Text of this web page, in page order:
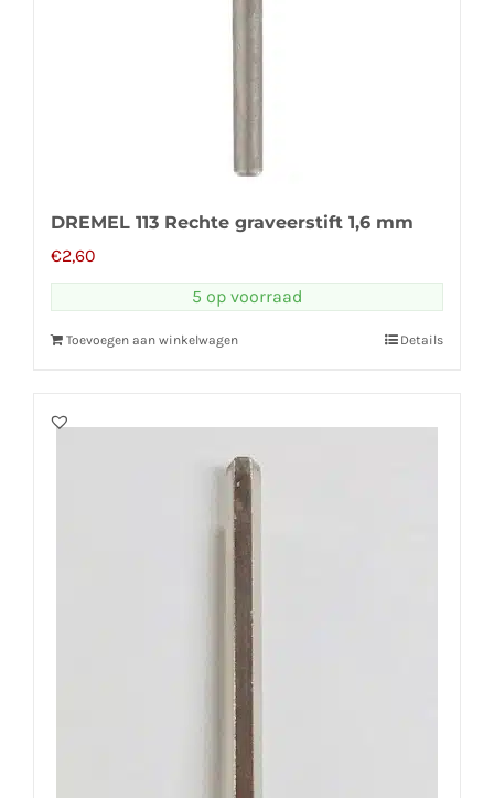
DREMEL 113 Rechte graveerstift 1,6 mm
€2,60
5 op voorraad
Toevoegen aan winkelwagen Details